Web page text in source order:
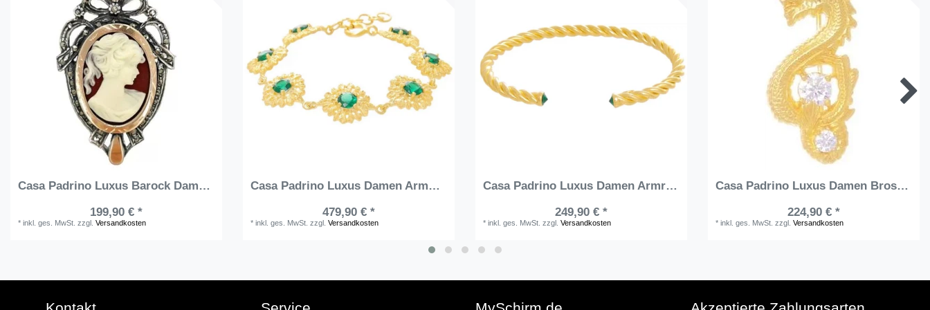
Casa Padrino Luxus Barock Damen Brosche Silber / Gold / Creme / Bordeauxrot - Edle Sterlingsilber Brosche mit 9 Karat Gold Verzierungen - Handgefertigter Sterlingsilber Damen Schmuck
199,90 € *
*inkl. ges. MwSt. zzgl.Versandkosten
Casa Padrino Luxus Damen Armband Gold / Grün - Elegantes handgefertigtes vergoldetes Sterlingsilber Armband mit Edelsteinen - Damen Armschmuck - Damenschmuck
479,90 € *
*inkl. ges. MwSt. zzgl.Versandkosten
Casa Padrino Luxus Damen Armreif Gold / Grün - Handgefertigtes Vergoldetes Sterlingsilber Armband mit Edelsteinen - Eleganter Damenschmuck - Damen Armschmuck - Luxus Qualität
249,90 € *
*inkl. ges. MwSt. zzgl.Versandkosten
Casa Padrino Luxus Damen Brosche Drache Gold - Elegante handgefertigte vergoldete Sterlingsilber Anhänger mit Edelsteinen - Handgefertigter Luxus Damenschmuck
224,90 € *
*inkl. ges. MwSt. zzgl.Versandkosten